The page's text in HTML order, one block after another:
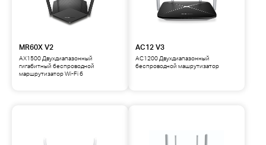
MR60X V2
AX1500 Двухдиапазонный
гигабитный беспроводной
маршрутизатор Wi-Fi 6
AC12 V3
AC1200 Двухдиапазонный
беспроводной машрутизатор